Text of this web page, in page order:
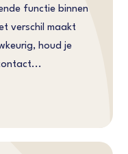
functie binnen
verschil maakt
houd je